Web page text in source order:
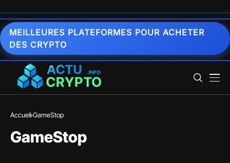
MEILLEURES PLATEFORMES POUR ACHETER
DES CRYPTO
Accueil GameStop
GameStop